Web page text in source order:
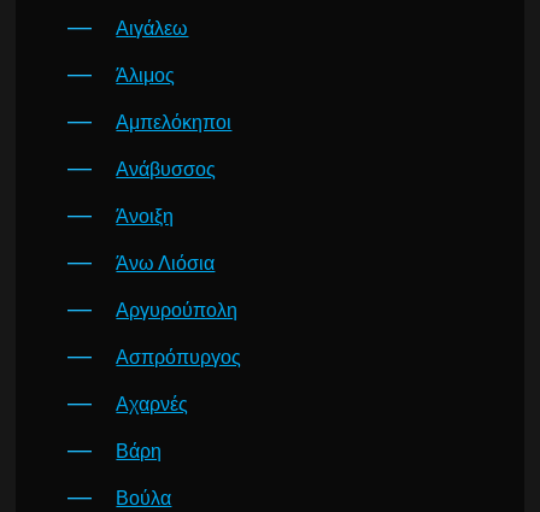
Αιγάλεω
Άλιμος
Αμπελόκηποι
Ανάβυσσος
Άνοιξη
Άνω Λιόσια
Αργυρούπολη
Ασπρόπυργος
Αχαρνές
Βάρη
Βούλα